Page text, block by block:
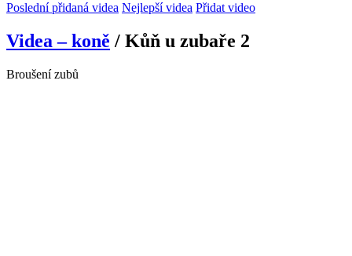
Poslední přidaná videa Nejlepší videa Přidat video
Videa – koně / Kůň u zubaře 2
Broušení zubů